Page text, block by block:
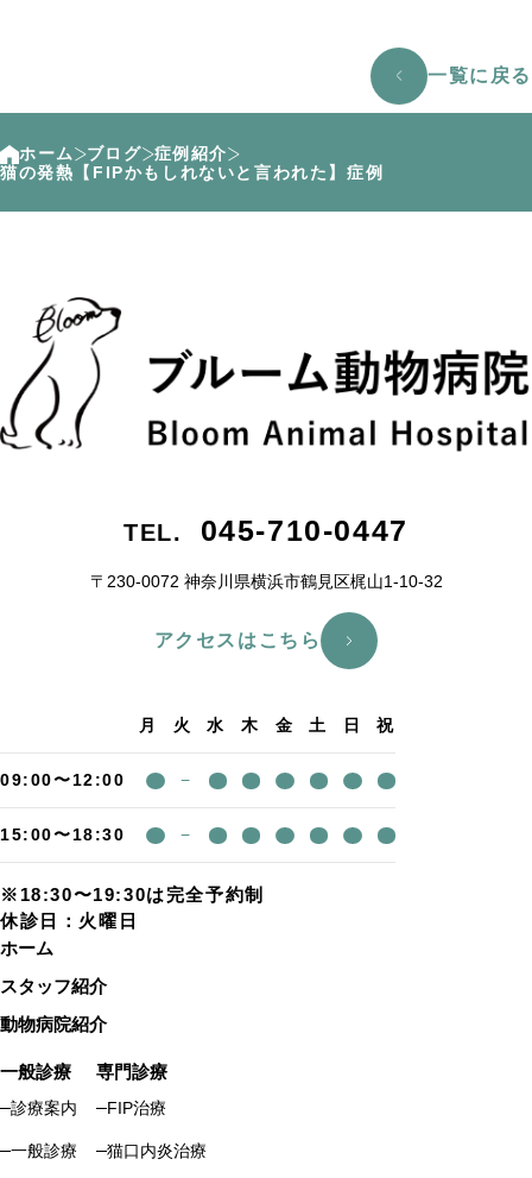
一覧に戻る
ホーム ブログ
症例紹介
猫の発熱【FIPかもしれないと言われた】症例
TEL. 045-710-0447
〒230-0072 神奈川県横浜市鶴⾒区梶⼭1-10-32
アクセスはこちら
ホーム
スタッフ紹介
動物病院紹介
一般診療
診療案内
一般診療
専門診療
FIP治療
猫口内炎治療
月 火 水 木 金 土 日 祝
09:00〜12:00 −
15:00〜18:30 −
※18:30〜19:30は完全予約制
休診日：火曜日